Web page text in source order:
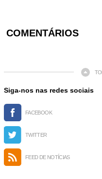
COMENTÁRIOS
Siga-nos nas redes sociais
FACEBOOK
TWITTER
FEED DE NOTÍCIAS